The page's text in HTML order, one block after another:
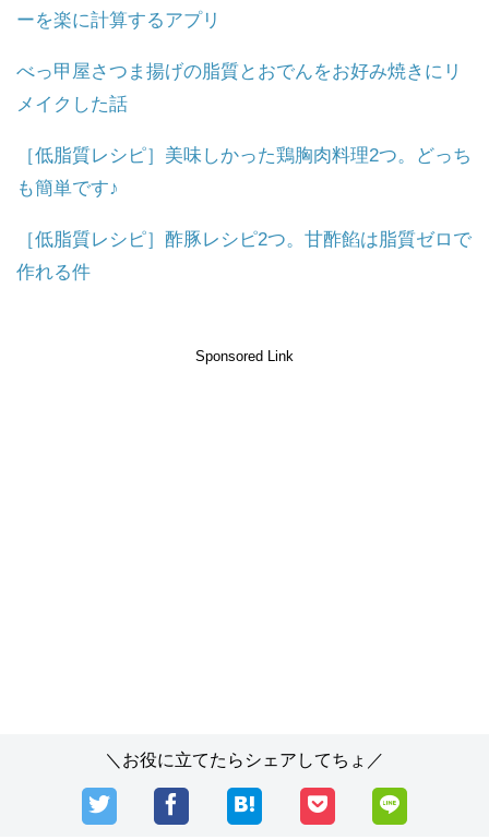
ーを楽に計算するアプリ
べっ甲屋さつま揚げの脂質とおでんをお好み焼きにリ
メイクした話
［低脂質レシピ］美味しかった鶏胸肉料理2つ。どっち
も簡単です♪
［低脂質レシピ］酢豚レシピ2つ。甘酢餡は脂質ゼロで
作れる件
Sponsored Link
＼お役に立てたらシェアしてちょ／